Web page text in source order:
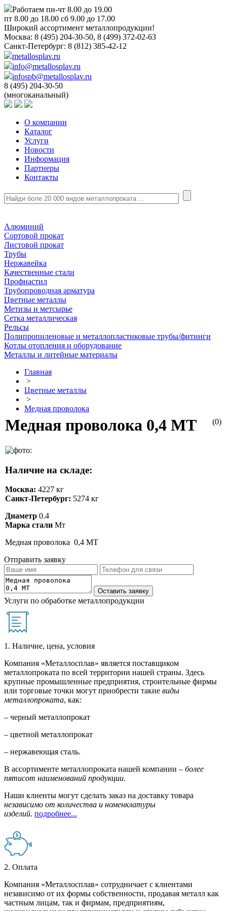
Работаем пн-чт 8.00 до 19.00
пт 8.00 до 18.00 сб 9.00 до 17.00
Широкий ассортимент металлопродукции!
Москва: 8 (495) 204-30-50, 8 (499) 372-02-63
Санкт-Петербург: 8 (812) 385-42-12
metallosplav.ru
info@metallosplav.ru
infospb@metallosplav.ru
8 (495) 204-30-50
(многоканальный)
О компании
Каталог
Услуги
Новости
Информация
Партнеры
Контакты
Алюминий
Сортовой прокат
Листовой прокат
Трубы
Нержавейка
Качественные стали
Профнастил
Трубопроводная арматура
Цветные металлы
Метизы и метсырье
Сетка металлическая
Рельсы
Полипропиленовые и металлопластиковые трубы/фитинги
Котлы отопления и оборудование
Металлы и литейные материалы
Главная
>
Цветные металлы
>
Медная проволока
(0)
Медная проволока 0,4 МТ
Наличие на складе:
Москва: 4227 кг
Санкт-Петербург: 5274 кг
Диаметр 0.4
Марка стали Мт
Медная проволока 0,4 МТ
Отправить заявку
Услуги по обработке металлопродукции
1. Наличие, цена, условия
Компания «Металлосплав» является поставщиком
металлопроката по всей территории нашей страны. Здесь
крупные промышленные предприятия, строительные фирмы
или торговые точки могут приобрести такие виды
металлопроката, как:
– черный металлопрокат
– цветной металлопрокат
– нержавеющая сталь.
В ассортименте металлопроката нашей компании – более
пятисот наименований продукции.
Наши клиенты могут сделать заказ на доставку товара
независимо от количества и номенклатуры
изделий. подробнее...
2. Оплата
Компания «Металлосплав» сотрудничает с клиентами
независимо от их формы собственности, продавая металл как
частным лицам, так и фирмам, предприятиям,